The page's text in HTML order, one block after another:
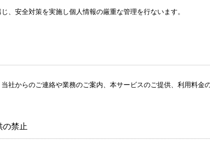
、安全対策を実施し個人情報の厳重な管理を行ないます。
社からのご連絡や業務のご案内、本サービスのご提供、利用料金
の禁止